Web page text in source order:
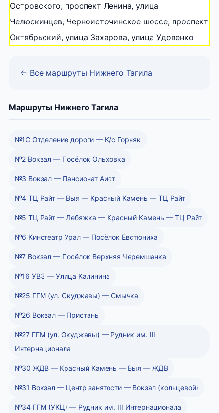
Островского, проспект Ленина, улица
Челюскинцев, Черноисточинское шоссе, проспект
Октябрьский, улица Захарова, улица Удовенко
← Все маршруты Нижнего Тагила
Маршруты Нижнего Тагила
№1С Отделение дороги — К/с Горняк
№2 Вокзал — Посёлок Ольховка
№3 Вокзал — Пансионат Аист
№4 ТЦ Райт — Выя — Красный Камень — ТЦ Райт
№5 ТЦ Райт — Лебяжка — Красный Камень — ТЦ Райт
№6 Кинотеатр Урал — Посёлок Евстюниха
№7 Вокзал — Посёлок Верхняя Черемшанка
№16 УВЗ — Улица Калинина
№25 ГГМ (ул. Окуджавы) — Смычка
№26 Вокзал — Пристань
№27 ГГМ (ул. Окуджавы) — Рудник им. III
Интернационала
№30 ЖДВ — Красный Камень — Выя — ЖДВ
№31 Вокзал — Центр занятости — Вокзал (кольцевой)
№34 ГГМ (УКЦ) — Рудник им. III Интернационала